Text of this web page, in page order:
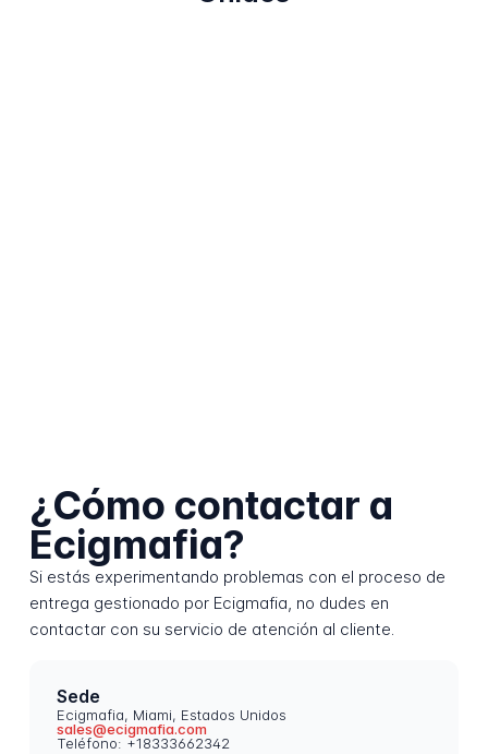
¿Cómo contactar a
Ecigmafia?
Si estás experimentando problemas con el proceso de
entrega gestionado por Ecigmafia, no dudes en
contactar con su servicio de atención al cliente.
Sede
Ecigmafia, Miami, Estados Unidos
sales@ecigmafia.com
Teléfono: +18333662342